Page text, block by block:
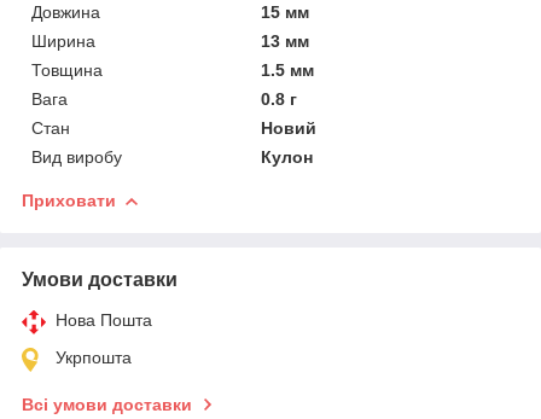
Довжина
15 мм
Ширина
13 мм
Товщина
1.5 мм
Вага
0.8 г
Стан
Новий
Вид виробу
Кулон
Приховати
Умови доставки
Нова Пошта
Укрпошта
Всі умови доставки